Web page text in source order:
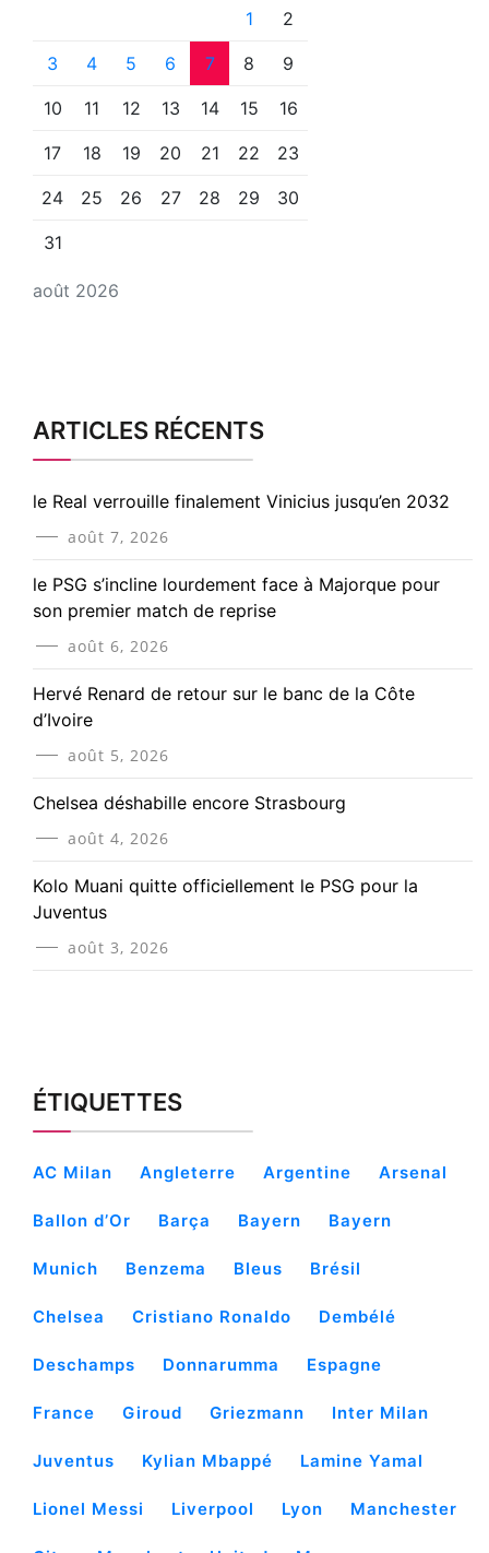
août 2026
1 2
3 4 5 6 7 8 9
10 11 12 13 14 15 16
17 18 19 20 21 22 23
24 25 26 27 28 29 30
31
ARTICLES RÉCENTS
le Real verrouille finalement Vinicius jusqu’en 2032
août 7, 2026
le PSG s’incline lourdement face à Majorque pour
son premier match de reprise
août 6, 2026
Hervé Renard de retour sur le banc de la Côte
d’Ivoire
août 5, 2026
Chelsea déshabille encore Strasbourg
août 4, 2026
Kolo Muani quitte officiellement le PSG pour la
Juventus
août 3, 2026
ÉTIQUETTES
AC Milan Angleterre Argentine Arsenal
Ballon d’Or Barça Bayern Bayern
Munich Benzema Bleus Brésil
Chelsea Cristiano Ronaldo Dembélé
Deschamps Donnarumma Espagne
France Giroud Griezmann Inter Milan
Juventus Kylian Mbappé Lamine Yamal
Lionel Messi Liverpool Lyon Manchester